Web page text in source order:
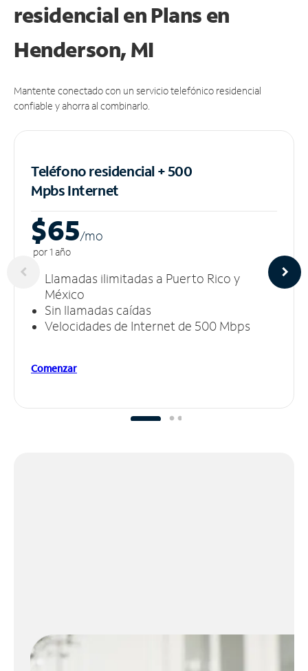
residencial en Plans en
Henderson, MI
Mantente conectado con un servicio telefónico residencial
confiable y ahorra al combinarlo.
Teléfono residencial + 500
MpbsInternet
$65/mo
por 1 año
Llamadas ilimitadas a Puerto Rico y
México
Sin llamadas caídas
Velocidades de Internet de 500 Mbps
Comenzar